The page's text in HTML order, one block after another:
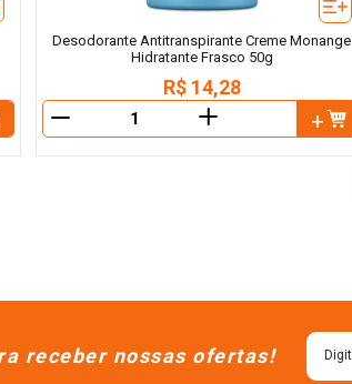
Desodorante Antitranspirante Creme Monange
Hidratante Frasco 50g
R$ 14,28
＋
receber nossas ofertas!